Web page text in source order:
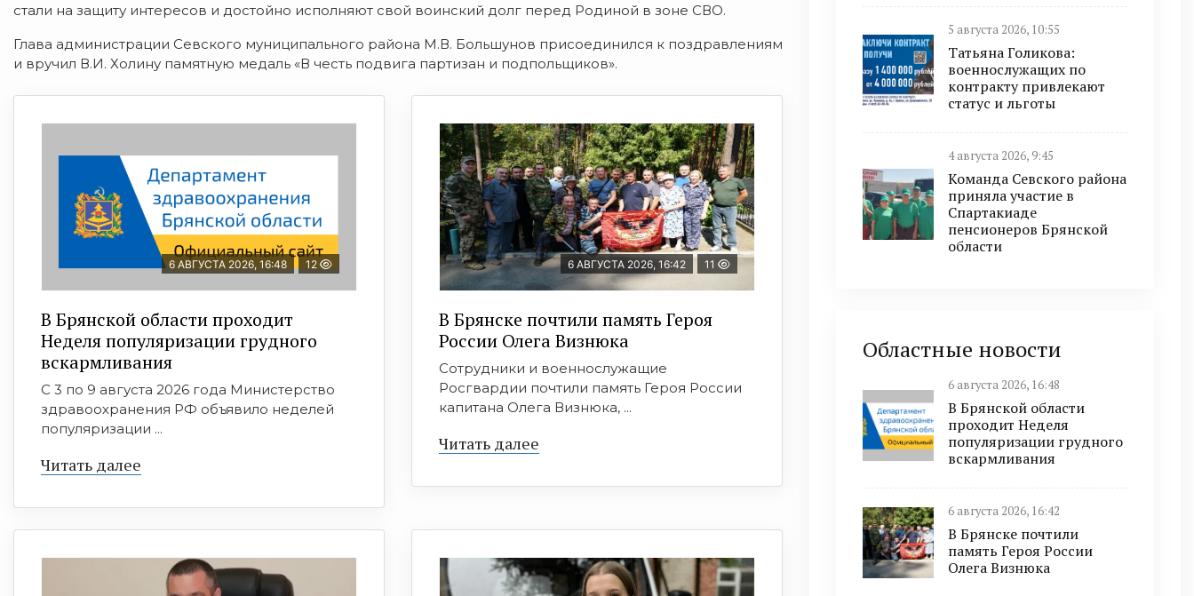
стали на защиту интересов и достойно исполняют свой воинский долг перед Родиной в зоне СВО.
Глава администрации Севского муниципального района М.В. Большунов присоединился к поздравлениям
и вручил В.И. Холину памятную медаль «В честь подвига партизан и подпольщиков».
6 АВГУСТА 2026, 16:48 12
В Брянской области проходит
Неделя популяризации грудного
вскармливания
С 3 по 9 августа 2026 года Министерство
здравоохранения РФ объявило неделей
популяризации ...
Читать далее
6 АВГУСТА 2026, 16:42 11
В Брянске почтили память Героя
России Олега Визнюка
Сотрудники и военнослужащие
Росгвардии почтили память Героя России
капитана Олега Визнюка, ...
Читать далее
5 августа 2026, 10:55
Татьяна Голикова:
военнослужащих по
контракту привлекают
статус и льготы
4 августа 2026, 9:45
Команда Севского района
приняла участие в
Спартакиаде
пенсионеров Брянской
области
Областные новости
6 августа 2026, 16:48
В Брянской области
проходит Неделя
популяризации грудного
вскармливания
6 августа 2026, 16:42
В Брянске почтили
память Героя России
Олега Визнюка